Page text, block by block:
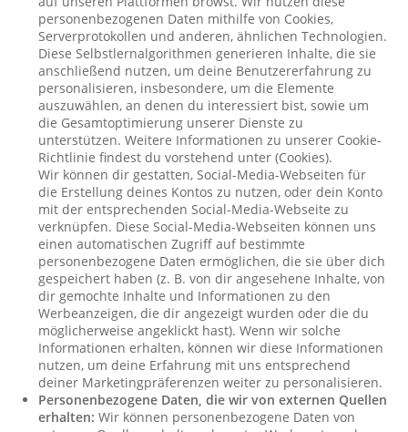
personenbezogenen Daten mithilfe von Cookies,
Serverprotokollen und anderen, ähnlichen Technologien.
Diese Selbstlernalgorithmen generieren Inhalte, die sie
anschließend nutzen, um deine Benutzererfahrung zu
personalisieren, insbesondere, um die Elemente
auszuwählen, an denen du interessiert bist, sowie um
die Gesamtoptimierung unserer Dienste zu
unterstützen. Weitere Informationen zu unserer Cookie-
Richtlinie findest du vorstehend unter (Cookies).
Wir können dir gestatten, Social-Media-Webseiten für
die Erstellung deines Kontos zu nutzen, oder dein Konto
mit der entsprechenden Social-Media-Webseite zu
verknüpfen. Diese Social-Media-Webseiten können uns
einen automatischen Zugriff auf bestimmte
personenbezogene Daten ermöglichen, die sie über dich
gespeichert haben (z. B. von dir angesehene Inhalte, von
dir gemochte Inhalte und Informationen zu den
Werbeanzeigen, die dir angezeigt wurden oder die du
möglicherweise angeklickt hast). Wenn wir solche
Informationen erhalten, können wir diese Informationen
nutzen, um deine Erfahrung mit uns entsprechend
deiner Marketingpräferenzen weiter zu personalisieren.
Personenbezogene Daten, die wir von externen Quellen
erhalten: Wir können personenbezogene Daten von